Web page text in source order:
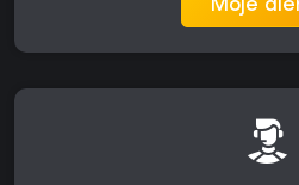
Moje